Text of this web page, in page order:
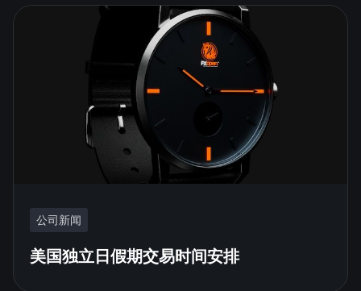
公司新闻
美国独立日假期交易时间安排